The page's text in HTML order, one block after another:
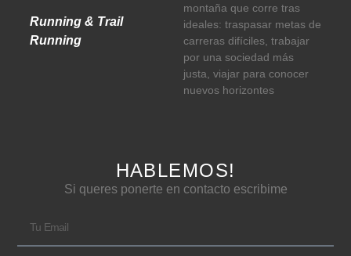
Running & Trail
Running
montaña que corre tras
ideales: traspasar metas de
carreras difíciles, trabajar
por una sociedad más
justa, viajar para conocer
nuevos horizontes
HABLEMOS!
Si queres ponerte en contacto escribime